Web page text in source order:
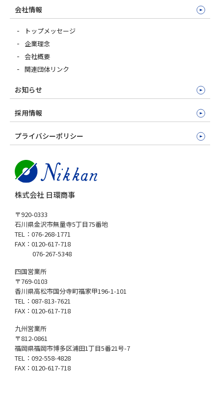
株式会社 日環商事
〒920-0333
石川県金沢市無量寺5丁目75番地
TEL：076-268-1771
FAX：0120-617-718
076-267-5348
四国営業所
〒769-0103
香川県高松市国分寺町福家甲196-1-101
TEL：087-813-7621
FAX：0120-617-718
九州営業所
〒812-0861
福岡県福岡市博多区浦田1丁目5番21号-7
TEL：092-558-4828
FAX：0120-617-718
会社情報
トップメッセージ
企業理念
会社概要
関連団体リンク
お知らせ
採用情報
プライバシーポリシー